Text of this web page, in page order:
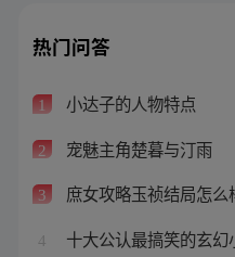
热门问答
1 小达子的人物特点
2 宠魅主角楚暮与汀雨
3 庶女攻略玉祯结局怎么
4 十大公认最搞笑的玄幻